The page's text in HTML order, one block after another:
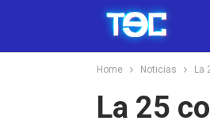
Home Noticias La
La 25